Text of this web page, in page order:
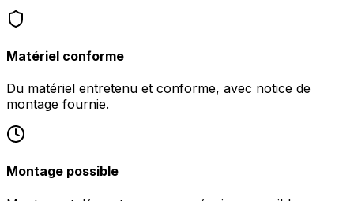
Matériel conforme
Du matériel entretenu et conforme, avec notice de
montage fournie.
Montage possible